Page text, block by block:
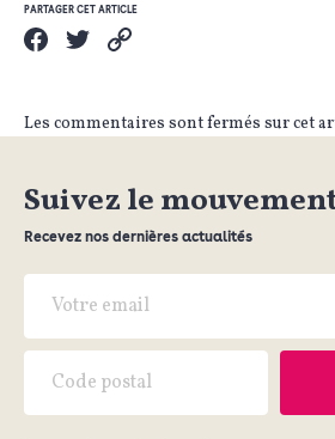
PARTAGER CET ARTICLE
Les commentaires sont fermés sur cet
Suivez le
Recevez nos dernières actualités